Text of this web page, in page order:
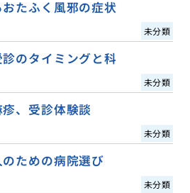
たふく風邪の症状
未分類
のタイミングと科
未分類
、受診体験談
未分類
ための病院選び
未分類